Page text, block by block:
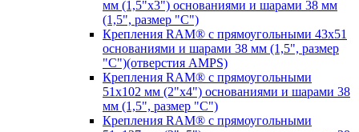
мм (1,5"х3") основаниями и шарами 38 мм
(1,5", размер "C")
Крепления RAM® с прямоугольными 43х51
основаниями и шарами 38 мм (1,5", размер
"C")(отверстия AMPS)
Крепления RAM® с прямоугольными
51х102 мм (2"х4") основаниями и шарами 38
мм (1,5", размер "C")
Крепления RAM® с прямоугольными